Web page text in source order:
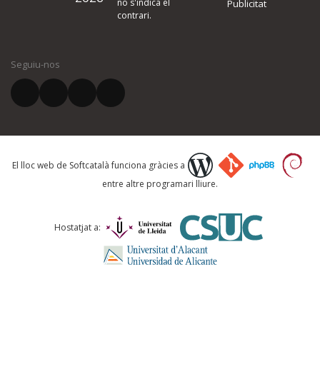
El vostre correu electrònic *
Què proposeu?
Comentari *
no s'indica el
contrari.
Publicitat
Seguiu-nos
El lloc web de Softcatalà funciona gràcies a
entre altre programari lliure.
Hostatjat a: